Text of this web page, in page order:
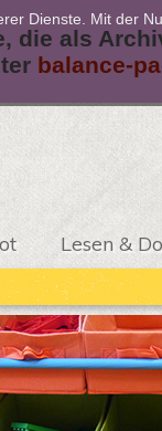
die als
balance-
Lesen &
Dienste. Mit der